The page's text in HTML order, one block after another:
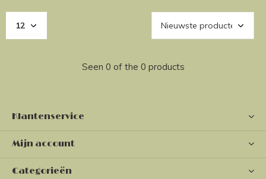
Seen 0 of the 0 products
Klantenservice
Mijn account
Categorieën